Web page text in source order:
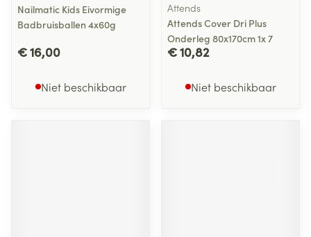
Nailmatic Kids Eivormige
Badbruisballen 4x60g
€ 16,00
Niet beschikbaar
Attends
Attends Cover Dri Plus
Onderleg 80x170cm 1x 7
€ 10,82
Niet beschikbaar